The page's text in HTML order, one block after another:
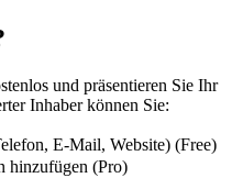
und präsentieren Sie Ihr
Inhaber können Sie:
E-Mail, Website) (Free)
hinzufügen (Pro)